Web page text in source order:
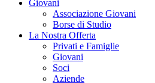
Giovani
Associazione Giovani
Borse di Studio
La Nostra Offerta
Privati e Famiglie
Giovani
Soci
Aziende